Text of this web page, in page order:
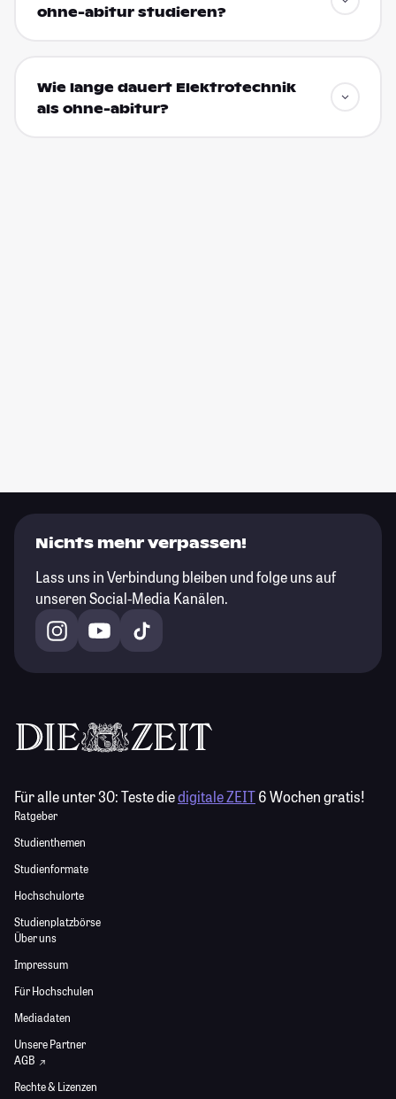
ohne-abitur studieren?
Wie lange dauert Elektrotechnik
als ohne-abitur?
Nichts mehr verpassen!
Lass uns in Verbindung bleiben und folge uns auf
unseren Social-Media Kanälen.
Für alle unter 30:Teste diedigitale ZEIT6 Wochen gratis!
Ratgeber
Studienthemen
Studienformate
Hochschulorte
Studienplatzbörse
Über uns
Impressum
Für Hochschulen
Mediadaten
Unsere Partner
AGB
Rechte & Lizenzen